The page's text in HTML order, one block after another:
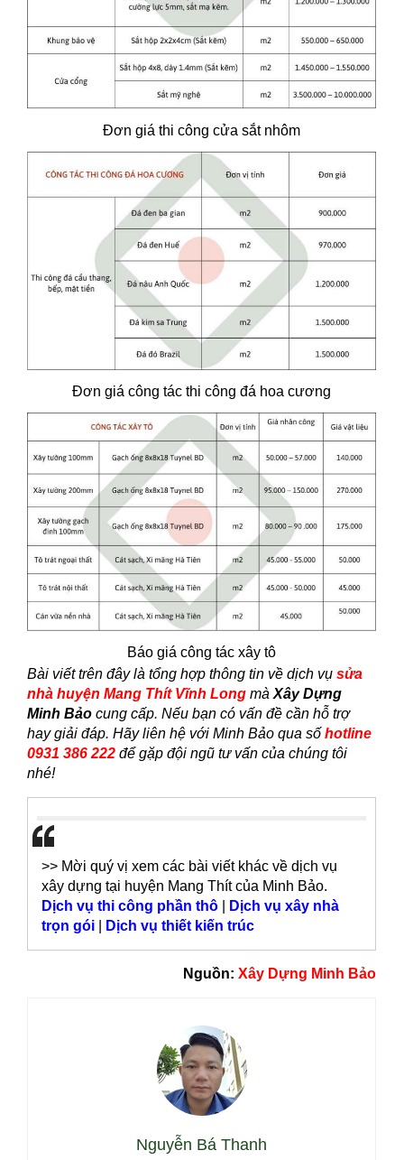
Đơn giá thi công cửa sắt nhôm
Đơn giá công tác thi công đá hoa cương
Báo giá công tác xây tô
Bài viết trên đây là tổng hợp thông tin về dịch vụ sửa
nhà huyện Mang Thít Vĩnh Long mà Xây Dựng
Minh Bảo cung cấp. Nếu bạn có vấn đề cần hỗ trợ
hay giải đáp. Hãy liên hệ với Minh Bảo qua số hotline
0931 386 222 để gặp đội ngũ tư vấn của chúng tôi
nhé!
>> Mời quý vị xem các bài viết khác về dịch vụ
xây dựng tại huyện Mang Thít của Minh Bảo.
Dịch vụ thi công phần thô
Dịch vụ xây nhà
trọn gói
Dịch vụ thiết kiến trúc
Nguồn: Xây Dựng Minh Bảo
Nguyễn Bá Thanh